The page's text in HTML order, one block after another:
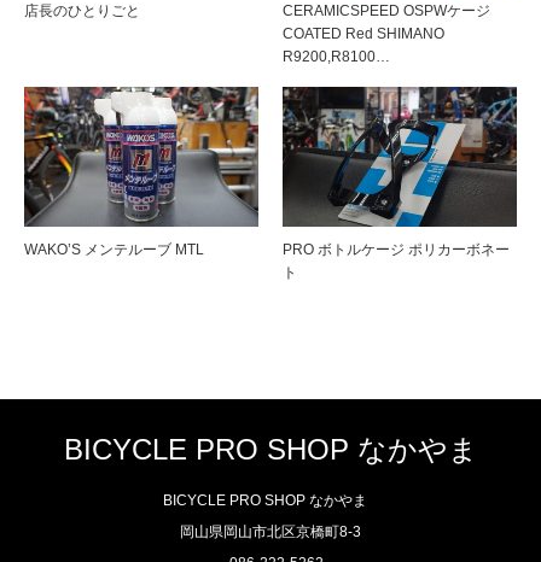
店長のひとりごと
CERAMICSPEED OSPWケージ
COATED Red SHIMANO
R9200,R8100…
WAKO’S メンテルーブ MTL
PRO ボトルケージ ポリカーボネー
ト
BICYCLE PRO SHOP なかやま
BICYCLE PRO SHOP なかやま
岡山県岡山市北区京橋町8-3